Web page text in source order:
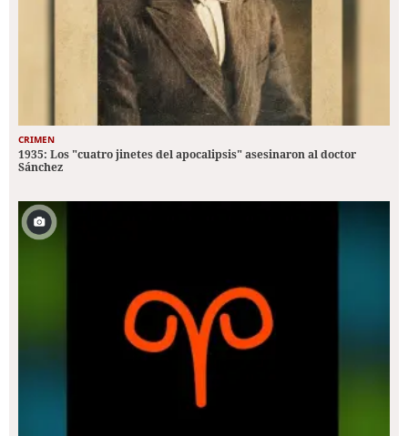
CRIMEN
1935: Los "cuatro jinetes del apocalipsis" asesinaron al doctor
Sánchez